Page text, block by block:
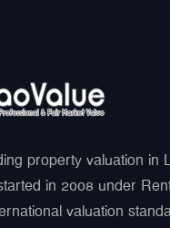
property valuation in
in 2008 under
valuation